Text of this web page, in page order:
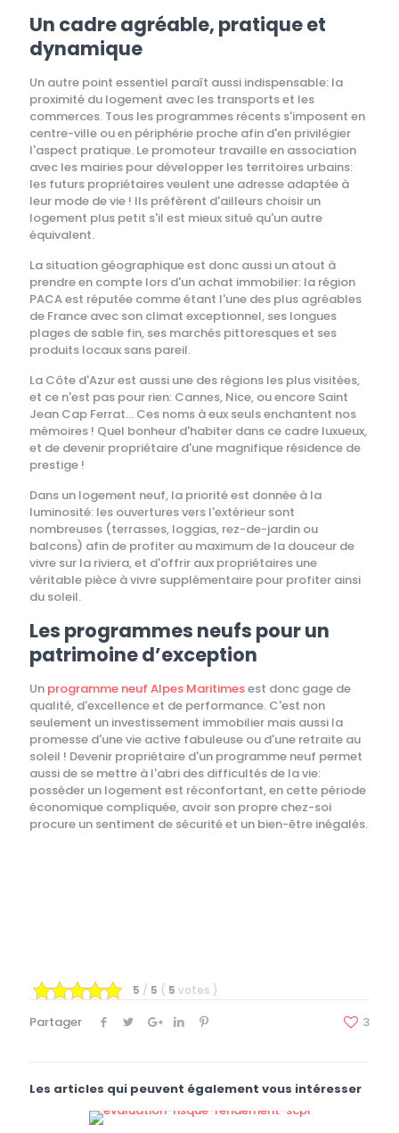
Un cadre agréable, pratique et
dynamique
Un autre point essentiel paraît aussi indispensable: la
proximité du logement avec les transports et les
commerces. Tous les programmes récents s'imposent en
centre-ville ou en périphérie proche afin d'en privilégier
l'aspect pratique. Le promoteur travaille en association
avec les mairies pour développer les territoires urbains:
les futurs propriétaires veulent une adresse adaptée à
leur mode de vie ! Ils préfèrent d'ailleurs choisir un
logement plus petit s'il est mieux situé qu'un autre
équivalent.
La situation géographique est donc aussi un atout à
prendre en compte lors d'un achat immobilier: la région
PACA est réputée comme étant l'une des plus agréables
de France avec son climat exceptionnel, ses longues
plages de sable fin, ses marchés pittoresques et ses
produits locaux sans pareil.
La Côte d'Azur est aussi une des régions les plus visitées,
et ce n'est pas pour rien: Cannes, Nice, ou encore Saint
Jean Cap Ferrat... Ces noms à eux seuls enchantent nos
mémoires ! Quel bonheur d'habiter dans ce cadre luxueux,
et de devenir propriétaire d'une magnifique résidence de
prestige !
Dans un logement neuf, la priorité est donnée à la
luminosité: les ouvertures vers l'extérieur sont
nombreuses (terrasses, loggias, rez-de-jardin ou
balcons) afin de profiter au maximum de la douceur de
vivre sur la riviera, et d'offrir aux propriétaires une
véritable pièce à vivre supplémentaire pour profiter ainsi
du soleil.
Les programmes neufs pour un
patrimoine d’exception
Un programme neuf Alpes Maritimesest donc gage de
qualité, d'excellence et de performance. C'est non
seulement un investissement immobilier mais aussi la
promesse d'une vie active fabuleuse ou d'une retraite au
soleil ! Devenir propriétaire d'un programme neuf permet
aussi de se mettre à l'abri des difficultés de la vie:
posséder un logement est réconfortant, en cette période
économique compliquée, avoir son propre chez-soi
procure un sentiment de sécurité et un bien-être inégalés.
5 / 5 ( 5 votes )
Partager 3
Les articles qui peuvent également vous intéresser